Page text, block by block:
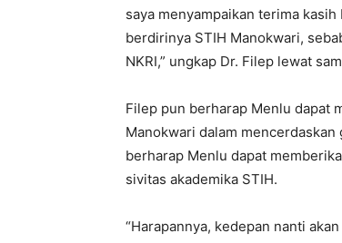
saya menyampaikan terima
berdirinya STIH Manokwari,
NKRI,” ungkap Dr. Filep lewat
Filep pun berharap Menlu dapat
Manokwari dalam
berharap Menlu dapat
sivitas akademika STIH.
“Harapannya, kedepan nanti